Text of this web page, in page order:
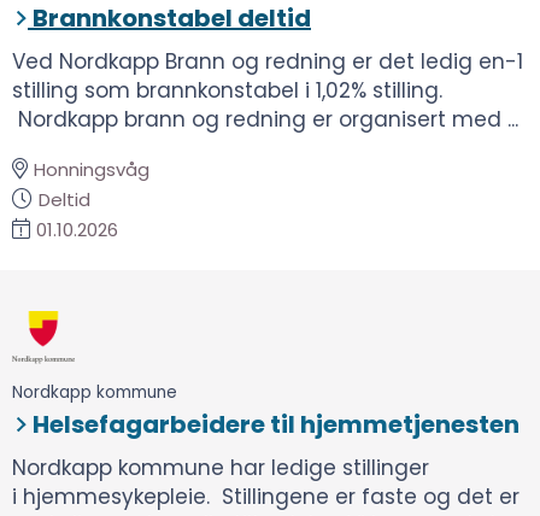
Brannkonstabel deltid
Ved Nordkapp Brann og redning er det ledig en-1
stilling som brannkonstabel i 1,02% stilling.
Nordkapp brann og redning er organisert med ...
Honningsvåg
Deltid
01.10.2026
Nordkapp kommune
Helsefagarbeidere til hjemmetjenesten
Nordkapp kommune har ledige stillinger
i hjemmesykepleie. Stillingene er faste og det er